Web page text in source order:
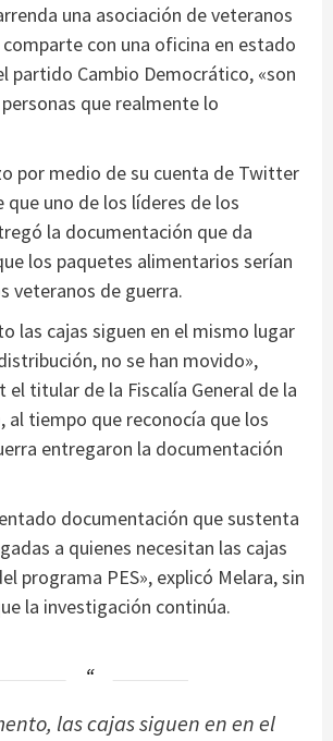
una asociación de veteranos
con una oficina en estado
partido Cambio Democrático, «son
que realmente lo
por medio de su cuenta de Twitter
que uno de los líderes de los
la documentación que da
los paquetes alimentarios serían
veteranos de guerra.
las cajas siguen en el mismo lugar
no se han movido»,
titular de la Fiscalía General de la
al tiempo que reconocía que los
entregaron la documentación
documentación que sustenta
a quienes necesitan las cajas
programa PES», explicó Melara, sin
la investigación continúa.
las cajas siguen en en el